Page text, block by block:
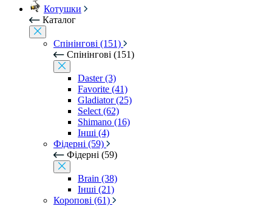
Котушки
Каталог
Спінінгові (151)
Спінінгові (151)
Daster (3)
Favorite (41)
Gladiator (25)
Select (62)
Shimano (16)
Інші (4)
Фідерні (59)
Фідерні (59)
Brain (38)
Інші (21)
Коропові (61)